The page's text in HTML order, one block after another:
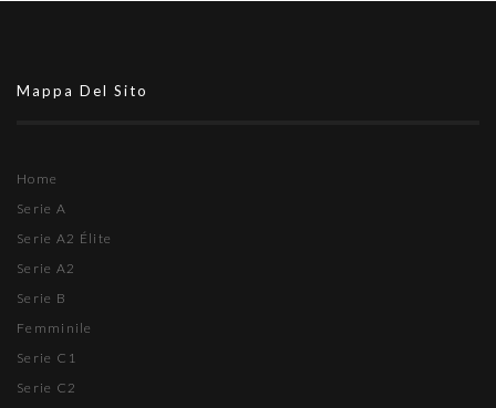
Mappa Del Sito
Home
Serie A
Serie A2 Élite
Serie A2
Serie B
Femminile
Serie C1
Serie C2